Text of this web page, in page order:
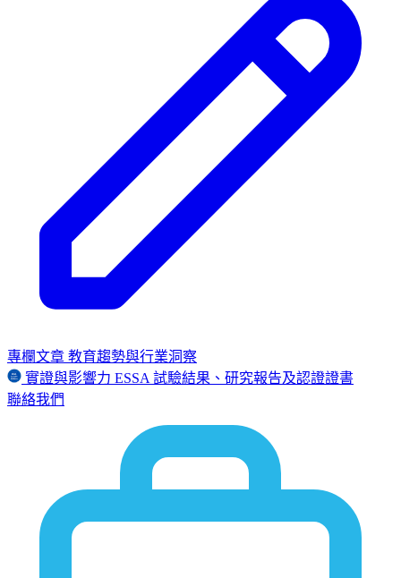
專欄文章 教育趨勢與行業洞察
實證與影響力 ESSA 試驗結果、研究報告及認證證書
聯絡我們